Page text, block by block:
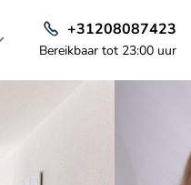
+31208087423
Bereikbaar tot 23:00 uur